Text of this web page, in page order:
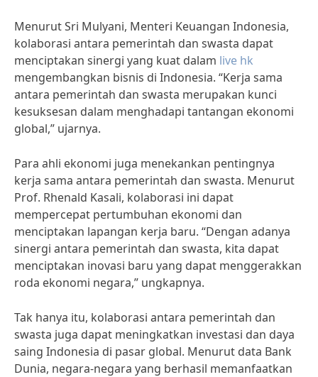
Menurut Sri Mulyani, Menteri Keuangan Indonesia,
kolaborasi antara pemerintah dan swasta dapat
menciptakan sinergi yang kuat dalam live hk
mengembangkan bisnis di Indonesia. “Kerja sama
antara pemerintah dan swasta merupakan kunci
kesuksesan dalam menghadapi tantangan ekonomi
global,” ujarnya.
Para ahli ekonomi juga menekankan pentingnya
kerja sama antara pemerintah dan swasta. Menurut
Prof. Rhenald Kasali, kolaborasi ini dapat
mempercepat pertumbuhan ekonomi dan
menciptakan lapangan kerja baru. “Dengan adanya
sinergi antara pemerintah dan swasta, kita dapat
menciptakan inovasi baru yang dapat menggerakkan
roda ekonomi negara,” ungkapnya.
Tak hanya itu, kolaborasi antara pemerintah dan
swasta juga dapat meningkatkan investasi dan daya
saing Indonesia di pasar global. Menurut data Bank
Dunia, negara-negara yang berhasil memanfaatkan